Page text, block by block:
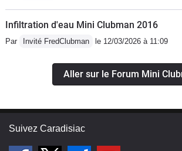
Infiltration d'eau Mini Clubman 2016
Par Invité FredClubman le 12/03/2026 à 11:09
Aller sur le Forum Mini
Suivez Caradisiac